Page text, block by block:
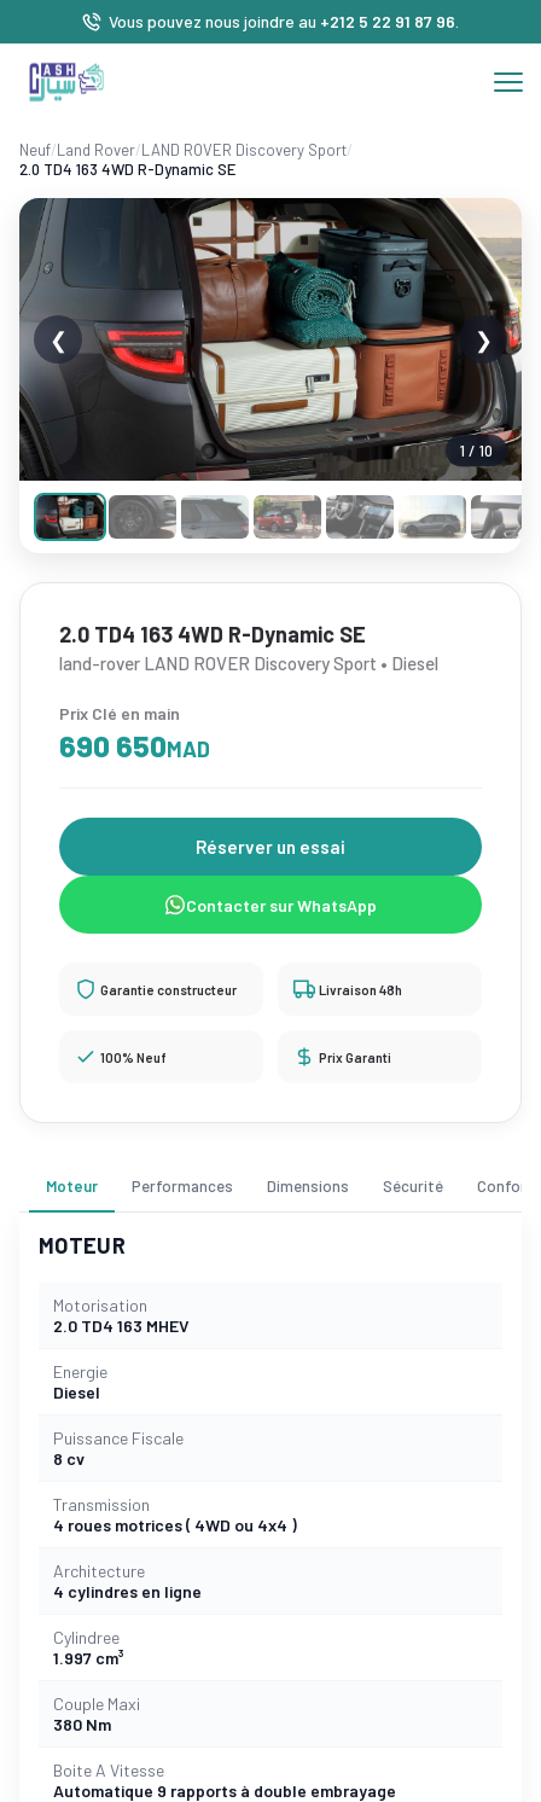
Vous pouvez nous joindre au +212 5 22 91 87 96
Neuf/Land Rover/LAND ROVER Discovery Sport/
2.0 TD4 163 4WD R-Dynamic SE
1 / 10
❮ ❯
2.0 TD4 163 4WD R-Dynamic SE
land-rover LAND ROVER Discovery Sport • Diesel
Prix Clé en main
690 650MAD
Réserver un essai
Contacter sur WhatsApp
Garantie constructeur Livraison 48h
100% Neuf Prix Garanti
Moteur Performances Dimensions Sécurité Confort
MOTEUR
Motorisation
2.0 TD4 163 MHEV
Energie
Diesel
Puissance Fiscale
8 cv
Transmission
4 roues motrices ( 4WD ou 4x4 )
Architecture
4 cylindres en ligne
Cylindree
1.997 cm³
Couple Maxi
380 Nm
Boite A Vitesse
Automatique 9 rapports à double embrayage